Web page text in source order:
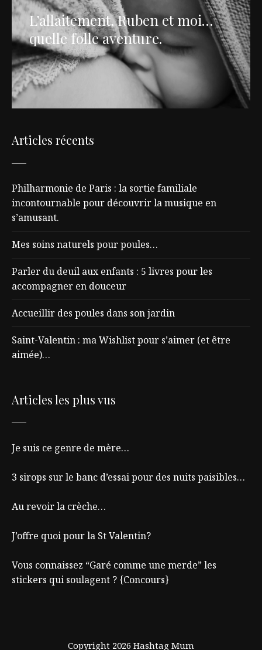
L’allaitement, Ruben et moi…
quelle folle aventure.
Articles récents
Philharmonie de Paris : la sortie familiale
incontournable pour découvrir la musique en
s’amusant.
Mes soins naturels pour poules…
Parler du deuil aux enfants : 5 livres pour les
accompagner en douceur
Accueillir des poules dans son jardin
Saint-Valentin : ma Wishlist pour s’aimer (et être
aimée)…
Articles les plus vus
Je suis ce genre de mère…
3 sirops sur le banc d’essai pour des nuits paisibles…
Au revoir la crèche…
J’offre quoi pour la St Valentin?
Vous connaissez “Garé comme une merde” les
stickers qui soulagent ? {Concours}
Copyright 2026 Hashtag Mum